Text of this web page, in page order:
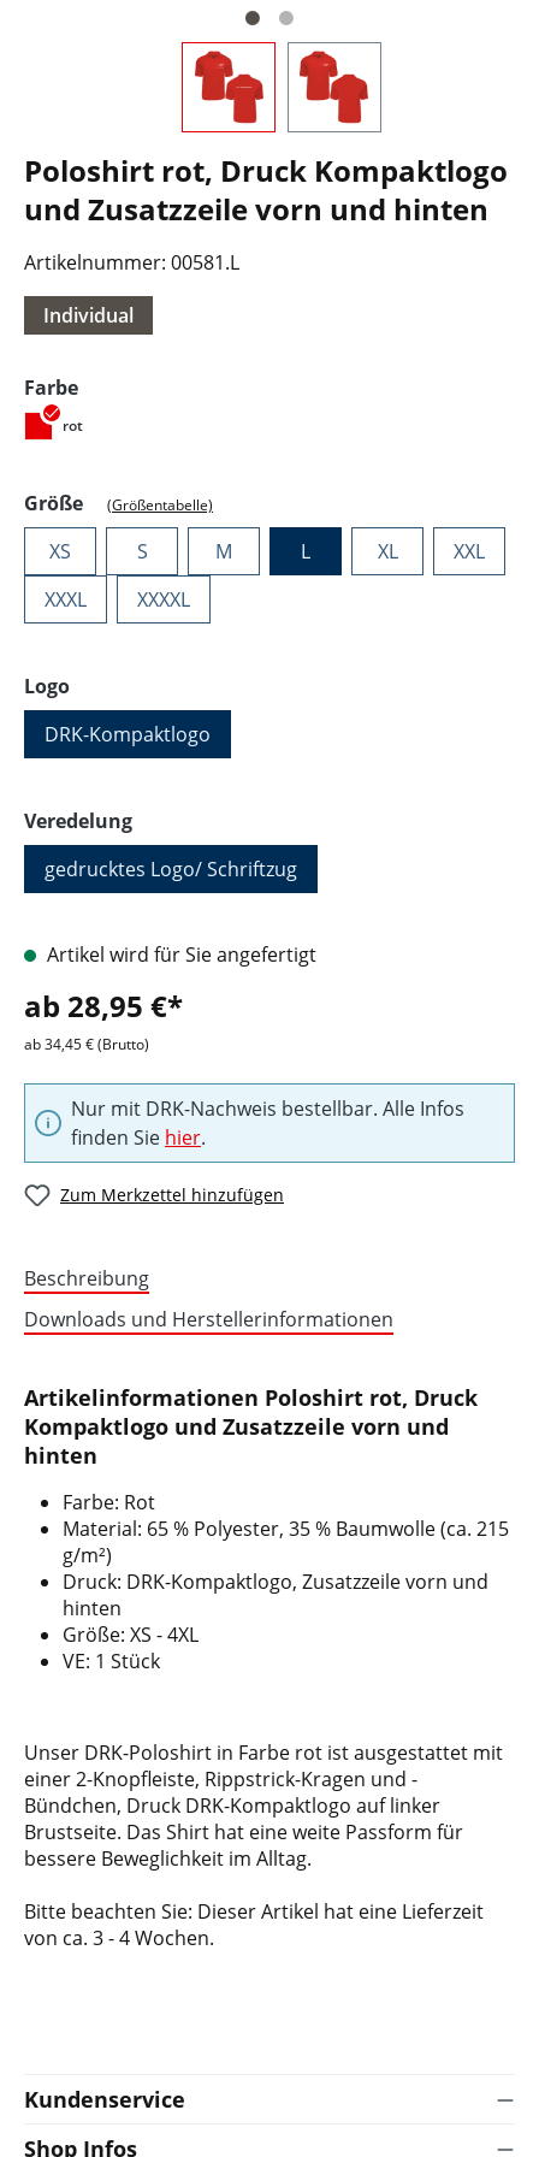
Poloshirt rot, Druck Kompaktlogo
und Zusatzzeile vorn und hinten
Artikelnummer: 00581.L
Individual
Farbeauswählen
rot
Größeauswählen
(Größentabelle)
XS S M L XL
XXL
XXXL
XXXXL
Logoauswählen
DRK-Kompaktlogo
Veredelungauswählen
gedrucktes Logo/ Schriftzug
Artikel wird für Sie angefertigt
ab 28,95 €*
ab 34,45 € (Brutto)
Nur mit DRK-Nachweis bestellbar. Alle Infos
finden Sie hier.
Zum Merkzettel hinzufügen
Beschreibung
Downloads und Herstellerinformationen
Artikelinformationen Poloshirt rot, Druck
Kompaktlogo und Zusatzzeile vorn und
hinten
Farbe: Rot
Material: 65 % Polyester, 35 % Baumwolle (ca. 215
g/m²)
Druck: DRK-Kompaktlogo, Zusatzzeile vorn und
hinten
Größe: XS - 4XL
VE: 1 Stück
Unser DRK-Poloshirt in Farbe rot ist ausgestattet mit
einer 2-Knopfleiste, Rippstrick-Kragen und -
Bündchen, Druck DRK-Kompaktlogo auf linker
Brustseite. Das Shirt hat eine weite Passform für
bessere Beweglichkeit im Alltag.
Bitte beachten Sie: Dieser Artikel hat eine Lieferzeit
von ca. 3 - 4 Wochen.
Kundenservice
Shop Infos